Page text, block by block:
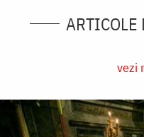
ARTICOLE
vezi